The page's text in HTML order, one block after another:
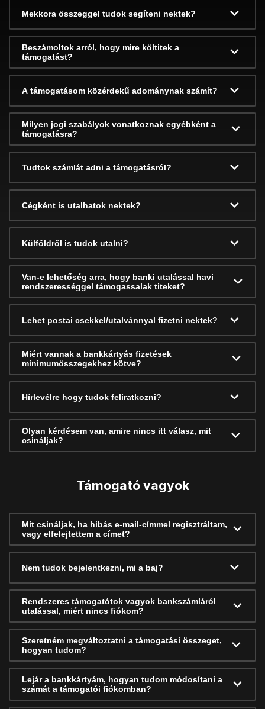
Mekkora összeggel tudok segíteni nektek?
Beszámoltok arról, hogy mire költitek a
támogatást?
A támogatásom közérdekű adománynak számít?
Milyen jogi szabályok vonatkoznak egyébként a
támogatásra?
Tudtok számlát adni a támogatásról?
Cégként is utalhatok nektek?
Külföldről is tudok utalni?
Van-e lehetőség arra, hogy banki utalással havi
rendszerességgel támogassalak titeket?
Lehet postai csekkel/utalvánnyal fizetni nektek?
Miért vannak a bankkártyás fizetések
minimumösszegekhez kötve?
Hírlevélre hogy tudok feliratkozni?
Olyan kérdésem van, amire nincs itt válasz, mit
csináljak?
Támogató vagyok
Mit csináljak, ha hibás e-mail-címmel regisztráltam,
vagy elfelejtettem a címet?
Nem tudok bejelentkezni, mi a baj?
Rendszeres támogatótok vagyok bankszámláról
utalással, miért nincs fiókom?
Szeretném megváltoztatni a támogatási összeget,
hogyan tudom?
Lejár a bankkártyám, hogyan tudom módosítani a
számát a támogatói fiókomban?